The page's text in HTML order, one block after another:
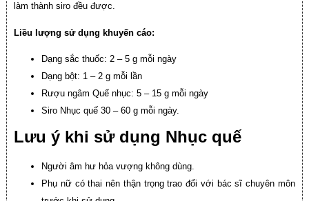
làm thành siro đều được.
Liều lượng sử dụng khuyến cáo:
Dạng sắc thuốc: 2 – 5 g mỗi ngày
Dạng bột: 1 – 2 g mỗi lần
Rượu ngâm Quế nhục: 5 – 15 g mỗi ngày
Siro Nhục quế 30 – 60 g mỗi ngày.
Lưu ý khi sử dụng Nhục quế
Người âm hư hỏa vượng không dùng.
Phụ nữ có thai nên thận trọng trao đổi với bác sĩ chuyên môn